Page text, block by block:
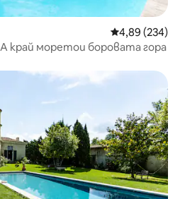
Средна
4,89 (234)
моретои боровата гора